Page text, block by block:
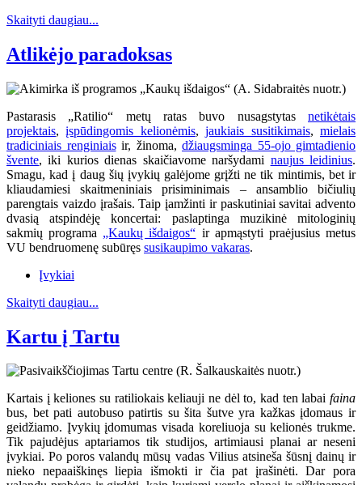
Skaityti daugiau...
Atlikėjo paradoksas
Pastarasis „Ratilio“ metų ratas buvo nusagstytas netikėtais
projektais,įspūdingomis kelionėmis,jaukiais susitikimais,mielais
tradiciniais renginiaisir, žinoma, džiaugsminga 55-ojo gimtadienio
švente, iki kurios dienas skaičiavome naršydami naujus leidinius.
Smagu, kad į daug šių įvykių galėjome grįžti ne tik mintimis, bet ir
kliaudamiesi skaitmeniniais prisiminimais – ansamblio bičiulių
parengtais vaizdo įrašais. Taip įamžinti ir paskutiniai savitai advento
dvasią atspindėję koncertai: paslaptinga muzikinė mitologinių
sakmių programa „Kaukų išdaigos“ ir apmąstyti praėjusius metus
VU bendruomenę subūręs susikaupimo vakaras.
Įvykiai
Skaityti daugiau...
Kartu į Tartu
Kartais į keliones su ratiliokais keliauji ne dėl to, kad ten labai faina
bus, bet pati autobuso patirtis su šita šutve yra kažkas įdomaus ir
geidžiamo. Įvykių įdomumas visada koreliuoja su kelionės trukme.
Tik pajudėjus aptariamos tik studijos, artimiausi planai ar neseni
įvykiai. Po poros valandų mūsų vadas Vilius atsineša šūsnį dainų ir
nieko nepaaiškinęs liepia išmokti ir čia pat įrašinėti. Dar pora